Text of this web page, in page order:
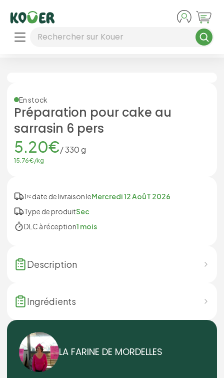
Rechercher sur Kouer
En stock
Préparation pour cake au
sarrasin 6 pers
5.20€/330g
15.76€/kg
1ʳᵉ date de livraison leMercredi 12 AoûT 2026
Type de produitSec
DLC à réception1 mois
Description
Ingrédients
LA FARINE DE MORDELLES